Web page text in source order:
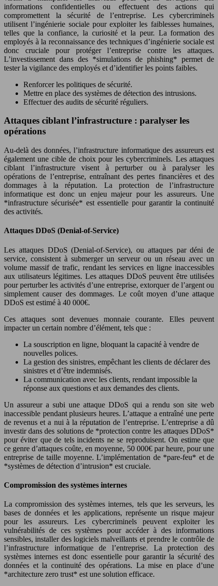
informations confidentielles ou effectuent des actions qui
compromettent la sécurité de l’entreprise. Les cybercriminels
utilisent l’ingénierie sociale pour exploiter les faiblesses humaines,
telles que la confiance, la curiosité et la peur. La formation des
employés à la reconnaissance des techniques d’ingénierie sociale est
donc cruciale pour protéger l’entreprise contre les attaques.
L’investissement dans des *simulations de phishing* permet de
tester la vigilance des employés et d’identifier les points faibles.
Renforcer les politiques de sécurité.
Mettre en place des systèmes de détection des intrusions.
Effectuer des audits de sécurité réguliers.
Attaques ciblant l’infrastructure : paralyser les
opérations
Au-delà des données, l’infrastructure informatique des assureurs est
également une cible de choix pour les cybercriminels. Les attaques
ciblant l’infrastructure visent à perturber ou à paralyser les
opérations de l’entreprise, entraînant des pertes financières et des
dommages à la réputation. La protection de l’infrastructure
informatique est donc un enjeu majeur pour les assureurs. Une
*infrastructure sécurisée* est essentielle pour garantir la continuité
des activités.
Attaques DDoS (Denial-of-Service)
Les attaques DDoS (Denial-of-Service), ou attaques par déni de
service, consistent à submerger un serveur ou un réseau avec un
volume massif de trafic, rendant les services en ligne inaccessibles
aux utilisateurs légitimes. Les attaques DDoS peuvent être utilisées
pour perturber les activités d’une entreprise, extorquer de l’argent ou
simplement causer des dommages. Le coût moyen d’une attaque
DDoS est estimé à 40 000€.
Ces attaques sont devenues monnaie courante. Elles peuvent
impacter un certain nombre d’élément, tels que :
La souscription en ligne, bloquant la capacité à vendre de
nouvelles polices.
La gestion des sinistres, empêchant les clients de déclarer des
sinistres et d’être indemnisés.
La communication avec les clients, rendant impossible la
réponse aux questions et aux demandes des clients.
Un assureur a subi une attaque DDoS qui a rendu son site web
inaccessible pendant plusieurs heures. L’attaque a entraîné une perte
de revenus et a nui à la réputation de l’entreprise. L’entreprise a dû
investir dans des solutions de *protection contre les attaques DDoS*
pour éviter que de tels incidents ne se reproduisent. On estime que
ce genre d’attaques coûte, en moyenne, 50 000€ par heure, pour une
entreprise de taille moyenne. L’implémentation de *pare-feu* et de
*systèmes de détection d’intrusion* est cruciale.
Compromission des systèmes internes
La compromission des systèmes internes, tels que les serveurs, les
bases de données et les applications, représente un risque majeur
pour les assureurs. Les cybercriminels peuvent exploiter les
vulnérabilités de ces systèmes pour accéder à des informations
sensibles, installer des logiciels malveillants et prendre le contrôle de
l’infrastructure informatique de l’entreprise. La protection des
systèmes internes est donc essentielle pour garantir la sécurité des
données et la continuité des opérations. La mise en place d’une
*architecture zero trust* est une solution efficace.